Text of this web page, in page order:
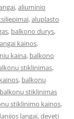
,aliuminio
,aluplasto
, balkono durys,
kainos,
kaina, balkono
stiklinimas,
, balkonų
balkonų stiklinimas
stiklinimo kainos,
langai,deveti